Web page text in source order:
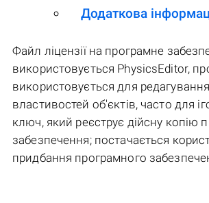
Додаткова
Файл ліцензії на програмне
використовується PhysicsEditor,
використовується для
властивостей об'єктів, часто для
ключ, який реєструє дійсну копію
забезпечення; постачається
придбання програмного